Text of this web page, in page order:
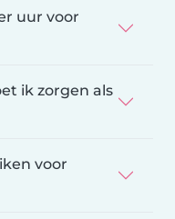
uur voor
ik zorgen als
voor